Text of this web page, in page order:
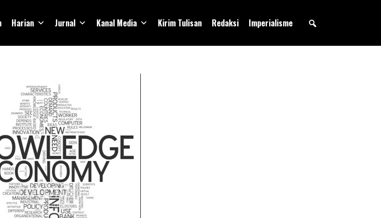
Harian Jurnal Kanal Media Kirim Tulisan Redaksi Imperialisme